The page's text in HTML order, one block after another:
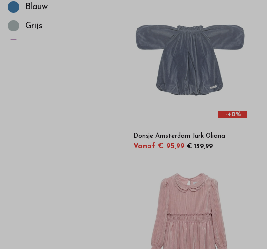
Blauw
Grijs
-40%
Donsje Amsterdam Jurk Oliana
Vanaf € 95,99 € 159,99